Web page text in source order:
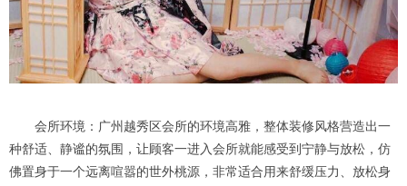
会所环境：广州越秀区会所的环境高雅，整体装修风格营造出一
种舒适、静谧的氛围，让顾客一进入会所就能感受到宁静与放松，仿
佛置身于一个远离喧嚣的世外桃源，非常适合用来舒缓压力、放松身